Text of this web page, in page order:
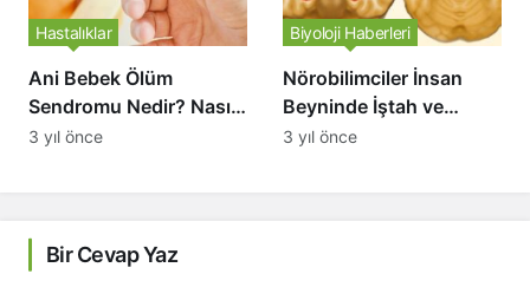
Ani Bebek Ölüm
Sendromu Nedir? Nasıl
Önüne Geçilir?
Hastalıklar
3 yıl önce
Nörobilimciler İnsan
Beyninde İştah ve
Bellek Arasındaki Bağı
Biyoloji Haberleri
3 yıl önce
Bir Cevap Yaz